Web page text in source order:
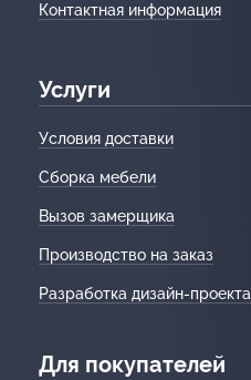
Контактная информация
Услуги
Условия доставки
Сборка мебели
Вызов замерщика
Производство на заказ
Разработка дизайн-проекта
Для покупателей